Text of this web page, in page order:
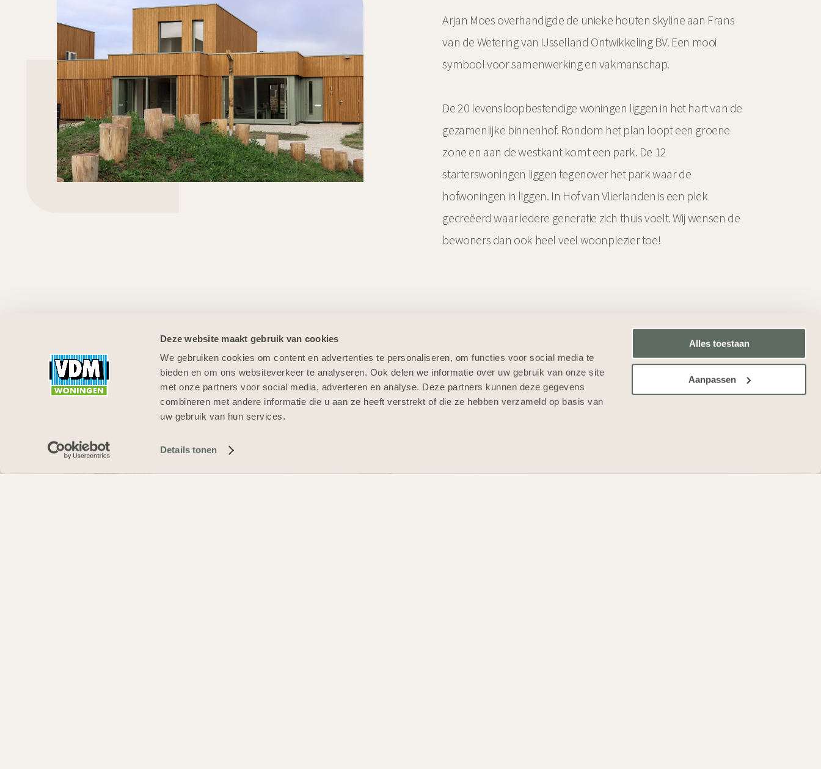
Deze website maakt gebruik van cookies
We gebruiken cookies om content en advertenties te personaliseren, om functies voor social media te
bieden en om ons websiteverkeer te analyseren. Ook delen we informatie over uw gebruik van onze site
met onze partners voor social media, adverteren en analyse. Deze partners kunnen deze gegevens
combineren met andere informatie die u aan ze heeft verstrekt of die ze hebben verzameld op basis van
uw gebruik van hun services.
Details tonen
Alles toestaan
Aanpassen
Arjan Moes overhandigde de unieke houten skyline aan Frans
van de Wetering van IJsselland Ontwikkeling BV. Een mooi
symbool voor samenwerking en vakmanschap.
De 20 levensloopbestendige woningen liggen in het hart van de
gezamenlijke binnenhof. Rondom het plan loopt een groene
zone en aan de westkant komt een park. De 12
starterswoningen liggen tegenover het park waar de
hofwoningen in liggen. In Hof van Vlierlanden is een plek
gecreëerd waar iedere generatie zich thuis voelt. Wij wensen de
bewoners dan ook heel veel woonplezier toe!